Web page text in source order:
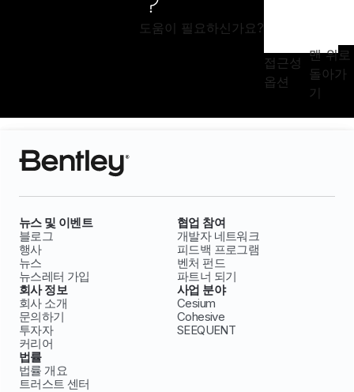
도움이 필요하신가요?
접근성
옵션
맨 위로
돌아가
기
뉴스 및 이벤트
블로그
행사
뉴스
뉴스레터 가입
협업 참여
개발자 네트워크
피드백 프로그램
벤처 펀드
파트너 되기
회사 정보
회사 소개
문의하기
투자자
커리어
사업 분야
Cesium
Cohesive
SEEQUENT
법률
법률 개요
트러스트 센터